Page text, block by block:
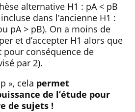
alternative H1 : pA < pB
dans l’ancienne H1 :
pA > pB). On a moins de
et d’accepter H1 alors que
pour conséquence de
par 2).
», cela permet
de l’étude pour
de sujets !